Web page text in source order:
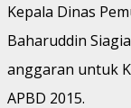
Kepala Dinas
Baharuddin
anggaran untuk
APBD 2015.